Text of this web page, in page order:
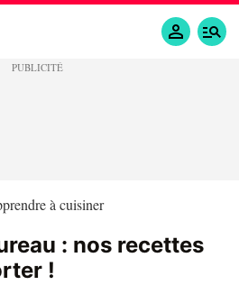
à cuisiner
: nos recettes
!